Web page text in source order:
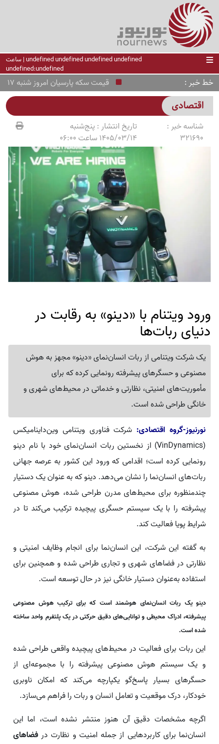
undefined undefined undefined undefined | ساعت
undefined:undefined
خط خبر قیمت سکه پارسیان امروز شنبه 17 مرداد 1405
اقتصادی
شناسه خبر :
321690
تاریخ انتشار :پنج‌شنبه
1405/03/14 ساعت 06:00
ورود ویتنام با «دینو» به رقابت در
دنیای ربات‌ها
یک شرکت ویتنامی از ربات انسان‌نمای «دینو» مجهز به هوش
مصنوعی و حسگرهای پیشرفته رونمایی کرده که برای
مأموریت‌های امنیتی، نظارتی و خدماتی در محیط‌های شهری و
خانگی طراحی شده است.
نورنیوز-گروه اقتصادی: شرکت فناوری ویتنامی وین‌داینامیکس
(VinDynamics) از نخستین ربات انسان‌نمای خود با نام دینو
رونمایی کرده است؛ اقدامی که ورود این کشور به عرصه جهانی
ربات‌های انسان‌نما را نشان می‌دهد. دینو که به‌ عنوان یک دستیار
چندمنظوره برای محیط‌های مدرن طراحی شده، هوش مصنوعی
پیشرفته را با یک سیستم حسگری پیچیده ترکیب می‌کند تا در
شرایط پویا فعالیت کند.
به گفته این شرکت، این انسان‌نما برای انجام وظایف امنیتی و
نظارتی در فضاهای شهری و تجاری طراحی شده و همچنین برای
استفاده به‌عنوان دستیار خانگی نیز در حال توسعه است.
دینو یک ربات انسان‌نمای هوشمند است که برای ترکیبهوش مصنوعی
پیشرفته، ادراک محیطی و توانایی‌های دقیق حرکتی در یک پلتفرم واحد ساخته
شده است.
این ربات برای فعالیت در محیط‌های پیچیده واقعی طراحی شده
و یک سیستم هوش مصنوعی پیشرفته را با مجموعه‌ای از
حسگرهای بسیار پاسخ‌گو یکپارچه می‌کند که امکان ناوبری
خودکار، درک موقعیت و تعامل انسان و ربات را فراهم می‌سازد.
اگرچه مشخصات دقیق آن هنوز منتشر نشده است، اما این
انسان‌نما برای کاربردهایی از جمله امنیت و نظارت در فضاهای